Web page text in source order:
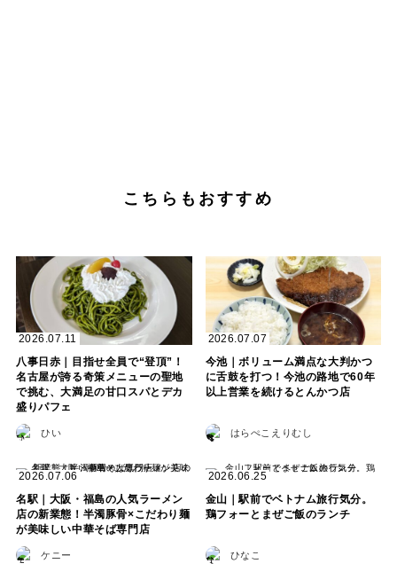
こちらもおすすめ
2026.07.11
八事日赤｜目指せ全員で“登頂”！
名古屋が誇る奇策メニューの聖地
で挑む、大満足の甘口スパとデカ
盛りパフェ
ひい
2026.07.07
今池｜ボリューム満点な大判かつ
に舌鼓を打つ！今池の路地で60年
以上営業を続けるとんかつ店
はらぺこえりむし
2026.07.06
名駅｜大阪・福島の人気ラーメン
店の新業態！半濁豚骨×こだわり麺
が美味しい中華そば専門店
ケニー
2026.06.25
金山｜駅前でベトナム旅行気分。
鶏フォーとまぜご飯のランチ
ひなこ